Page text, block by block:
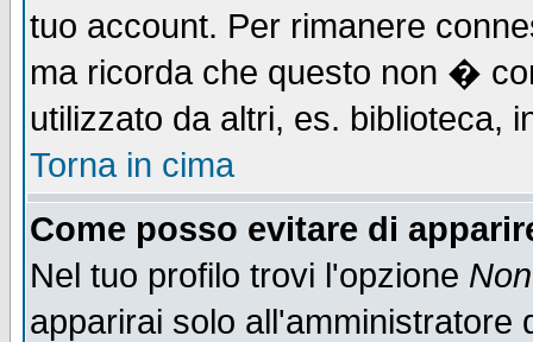
tuo account. Per rimanere
ma ricorda che questo non �
utilizzato da altri, es.
Torna in cima
Come posso evitare di
Nel tuo profilo trovi l'opzione
apparirai solo all'amministratore